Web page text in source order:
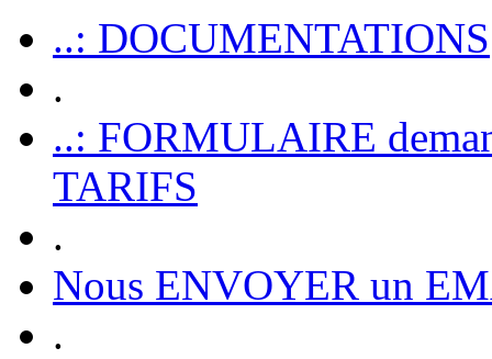
..: DOCUMENTATIONS
.
..: FORMULAIRE
TARIFS
.
Nous ENVOYER un
.